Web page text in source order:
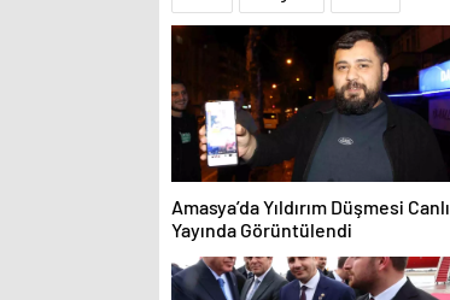
Amasya’da Yıldırım Düşmesi Canlı
Yayında Görüntülendi